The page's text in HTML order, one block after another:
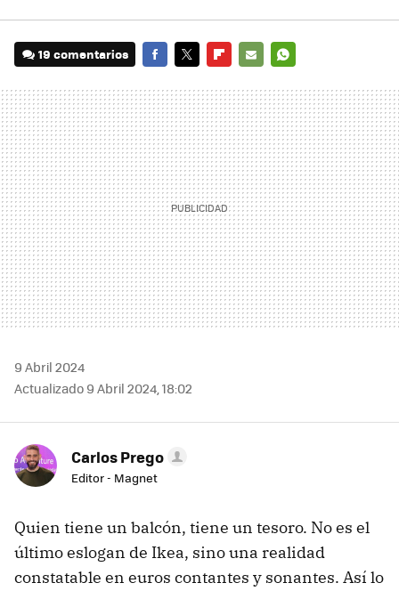
19 comentarios
MAIL
9 Abril 2024
Actualizado 9 Abril 2024, 18:02
Carlos Prego
Editor - Magnet
Quien tiene un balcón, tiene un tesoro. No es el
último eslogan de Ikea, sino una realidad
constatable en euros contantes y sonantes. Así lo